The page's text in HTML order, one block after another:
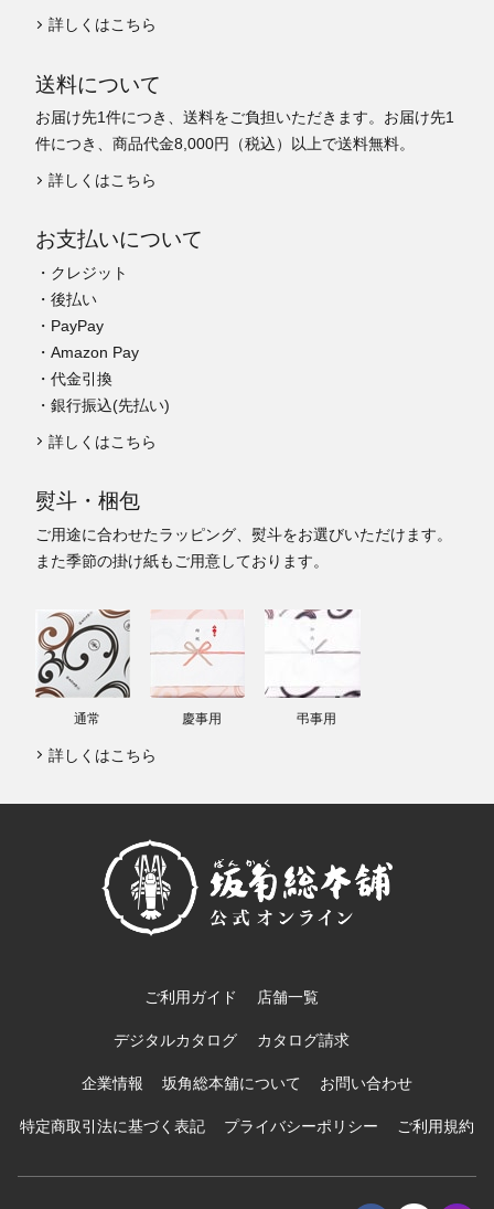
詳しくはこちら
送料について
お届け先1件につき、送料をご負担いただきます。お届け先1
件につき、商品代金8,000円（税込）以上で送料無料。
詳しくはこちら
お支払いについて
・クレジット
・後払い
・PayPay
・Amazon Pay
・代金引換
・銀行振込(先払い)
詳しくはこちら
熨斗・梱包
ご用途に合わせたラッピング、熨斗をお選びいただけます。
また季節の掛け紙もご用意しております。
通常 慶事用 弔事用
詳しくはこちら
ご利用ガイド 店舗一覧
デジタルカタログ カタログ請求
企業情報 坂角総本舖について お問い合わせ
特定商取引法に基づく表記 プライバシーポリシー ご利用規約